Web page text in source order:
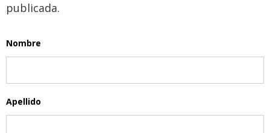
publicada.
Nombre
Apellido